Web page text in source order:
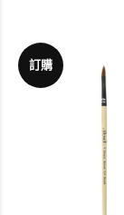
訂購